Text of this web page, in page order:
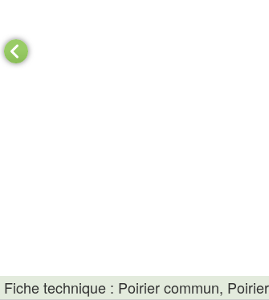
Fiche technique : Poirier commun,